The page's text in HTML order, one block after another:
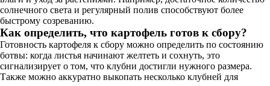
солнечного света и регулярный полив способствуют более
быстрому созреванию.
Как определить, что картофель готов к сбору?
Готовность картофеля к сбору можно определить по состоянию
ботвы: когда листья начинают желтеть и сохнуть, это
сигнализирует о том, что клубни достигли нужного размера.
Также можно аккуратно выкопать несколько клубней для